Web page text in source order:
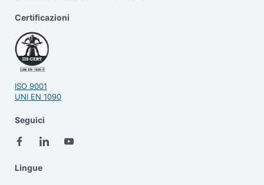
Certificazioni
ISO 9001
UNI EN 1090
Seguici
Lingue